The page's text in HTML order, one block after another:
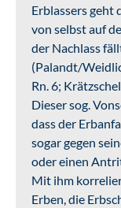
Erblassers
von selbst auf
der Nachlass
(Palandt/
Rn. 6;
Dieser sog.
dass der
sogar gegen
oder einen
Mit ihm
Erben, die